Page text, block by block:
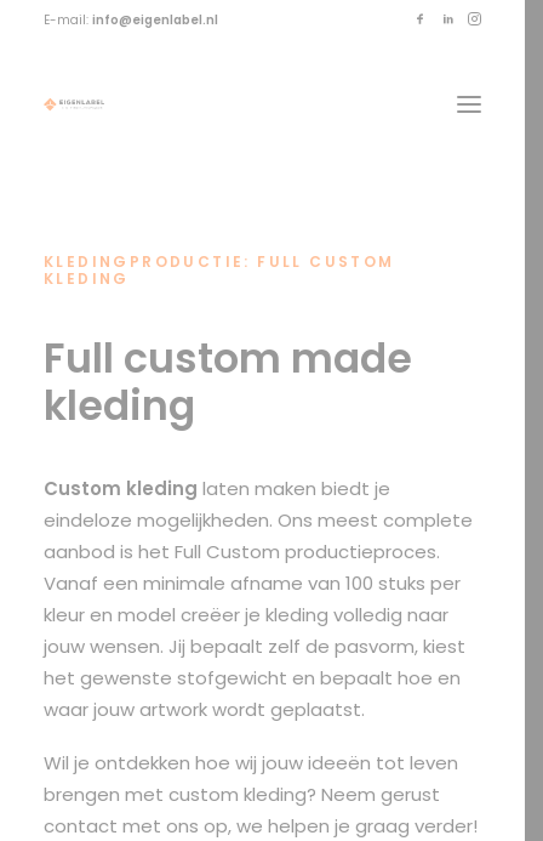
E-mail: info@eigenlabel.nl
OFFERTE?
SEARCH
KLEDINGPRODUCTIE: FULL CUSTOM
KLEDING
Full custom made
kleding
Custom kleding laten maken biedt je
eindeloze mogelijkheden. Ons meest complete
aanbod is het Full Custom productieproces.
Vanaf een minimale afname van 100 stuks per
kleur en model creëer je kleding volledig naar
jouw wensen. Jij bepaalt zelf de pasvorm, kiest
het gewenste stofgewicht en bepaalt hoe en
waar jouw artwork wordt geplaatst.
Wil je ontdekken hoe wij jouw ideeën tot leven
brengen met custom kleding? Neem gerust
contact met ons op, we helpen je graag verder!